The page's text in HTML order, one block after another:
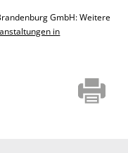
GmbH: Weitere
in